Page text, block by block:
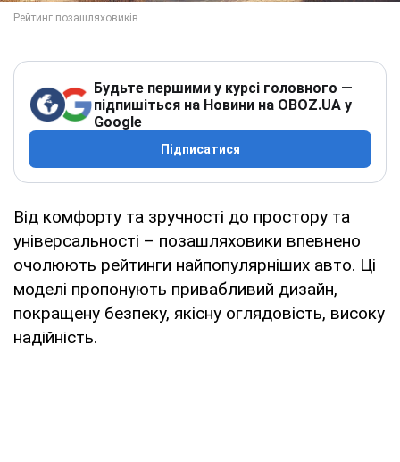
Будьте першими у курсі головного —
підпишіться на Новини на OBOZ.UA у
Google
Підписатися
Від комфорту та зручності до простору та
універсальності – позашляховики впевнено
очолюють рейтинги найпопулярніших авто. Ці
моделі пропонують привабливий дизайн,
покращену безпеку, якісну оглядовість, високу
надійність.